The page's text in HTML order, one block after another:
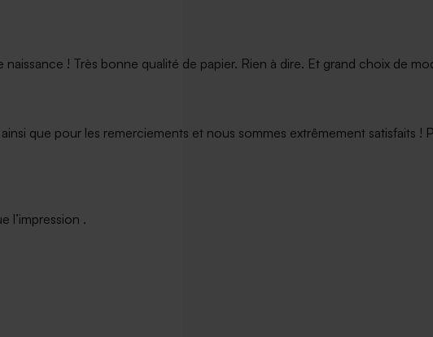
! Très bonne qualité de papier. Rien à dire. Et grand choix de
que pour les remerciements et nous sommes extrêmement satisfaits !
l’impression .